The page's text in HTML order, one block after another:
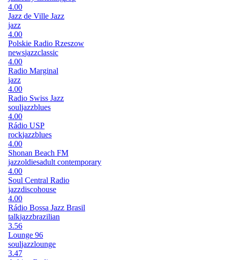
4.00
Jazz de Ville Jazz
jazz
4.00
Polskie Radio Rzeszow
newsjazzclassic
4.00
Radio Marginal
jazz
4.00
Radio Swiss Jazz
souljazzblues
4.00
Rádio USP
rockjazzblues
4.00
Shonan Beach FM
jazzoldiesadult contemporary
4.00
Soul Central Radio
jazzdiscohouse
4.00
Rádio Bossa Jazz Brasil
talkjazzbrazilian
3.56
Lounge 96
souljazzlounge
3.47